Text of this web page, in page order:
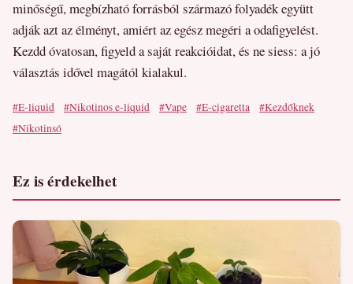
minőségű, megbízható forrásból származó folyadék együtt
adják azt az élményt, amiért az egész megéri a odafigyelést.
Kezdd óvatosan, figyeld a saját reakcióidat, és ne siess: a jó
választás idővel magától kialakul.
#E-liquid #Nikotinos e-liquid #Vape #E-cigaretta
#Kezdőknek
#Nikotinsó
Ez is érdekelhet